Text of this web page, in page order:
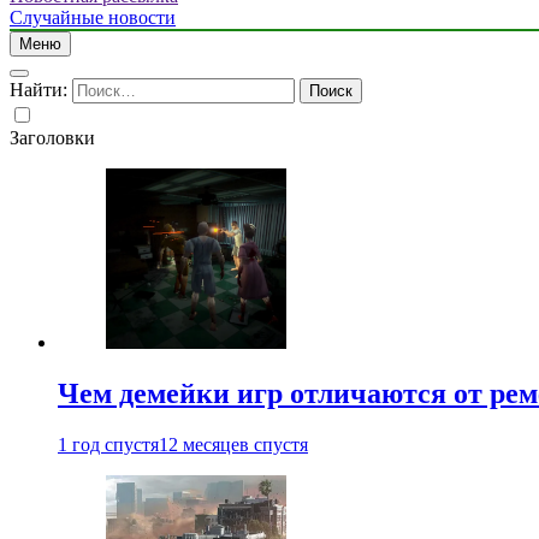
Случайные новости
Меню
Найти:
Заголовки
Чем демейки игр отличаются от
1 год спустя12 месяцев спустя